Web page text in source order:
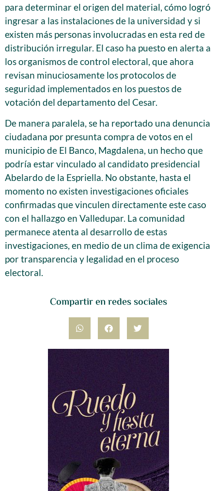
Compartir en redes sociales
para determinar el origen del material, cómo logró
ingresar a las instalaciones de la universidad y si
existen más personas involucradas en esta red de
distribución irregular. El caso ha puesto en alerta a
los organismos de control electoral, que ahora
revisan minuciosamente los protocolos de
seguridad implementados en los puestos de
votación del departamento del Cesar.
De manera paralela, se ha reportado una denuncia
ciudadana por presunta compra de votos en el
municipio de El Banco, Magdalena, un hecho que
podría estar vinculado al candidato presidencial
Abelardo de la Espriella. No obstante, hasta el
momento no existen investigaciones oficiales
confirmadas que vinculen directamente este caso
con el hallazgo en Valledupar. La comunidad
permanece atenta al desarrollo de estas
investigaciones, en medio de un clima de exigencia
por transparencia y legalidad en el proceso
electoral.